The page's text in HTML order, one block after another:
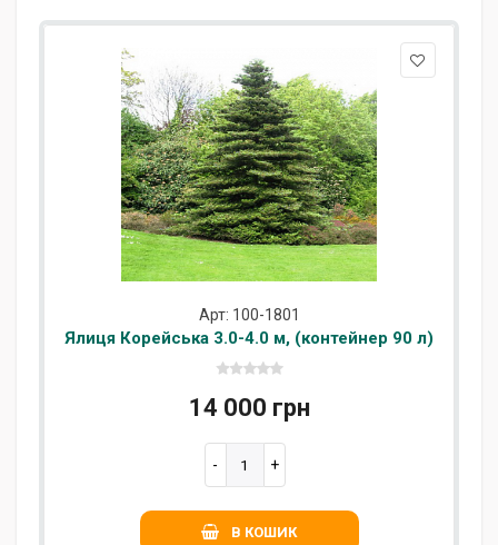
Арт: 100-1801
Ялиця Корейська 3.0-4.0 м, (контейнер 90 л)
14 000 грн
В КОШИК